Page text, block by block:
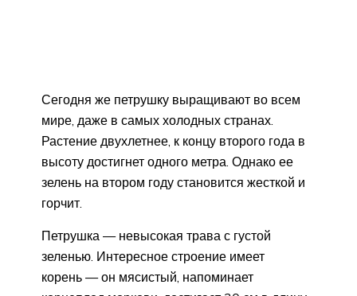
Сегодня же петрушку выращивают во всем
мире, даже в самых холодных странах.
Растение двухлетнее, к концу второго года в
высоту достигнет одного метра. Однако ее
зелень на втором году становится жесткой и
горчит.
Петрушка — невысокая трава с густой
зеленью. Интересное строение имеет
корень — он мясистый, напоминает